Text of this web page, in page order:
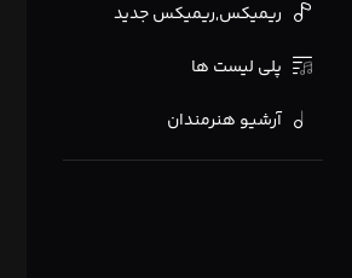
ریمیکس,ریمیکس جدید
پلی لیست ها
آرشیو هنرمندان